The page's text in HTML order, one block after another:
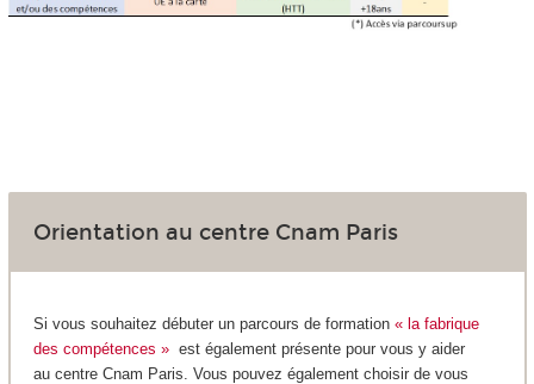
Orientation au centre Cnam Paris
Si vous souhaitez débuter un parcours de formation « la fabrique
des compétences »est également présente pour vous y aider
au centre Cnam Paris. Vous pouvez également choisir de vous